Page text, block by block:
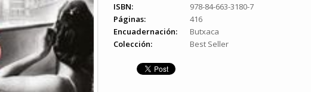
ISBN:
978-84-663-3180-7
Páginas:
416
Encuadernación:
Butxaca
Colección:
Best Seller